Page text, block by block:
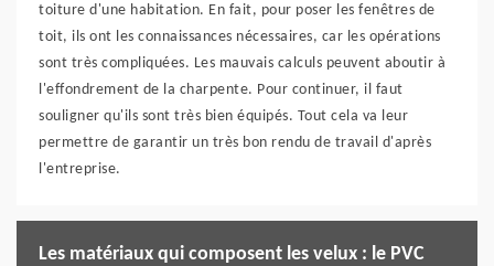
toiture d'une habitation. En fait, pour poser les fenêtres de
toit, ils ont les connaissances nécessaires, car les opérations
sont très compliquées. Les mauvais calculs peuvent aboutir à
l'effondrement de la charpente. Pour continuer, il faut
souligner qu'ils sont très bien équipés. Tout cela va leur
permettre de garantir un très bon rendu de travail d'après
l'entreprise.
Les matériaux qui composent les velux : le PVC